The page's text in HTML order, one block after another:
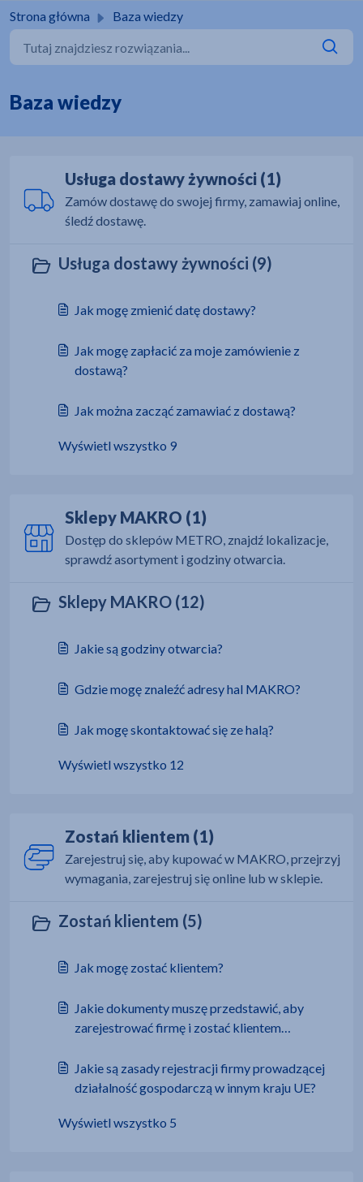
Strona główna Baza wiedzy
Baza wiedzy
Usługa dostawy żywności (1)
Zamów dostawę do swojej firmy, zamawiaj online,
śledź dostawę.
Usługa dostawy żywności (9)
Jak mogę zmienić datę dostawy?
Jak mogę zapłacić za moje zamówienie z
dostawą?
Jak można zacząć zamawiać z dostawą?
Wyświetl wszystko 9
Sklepy MAKRO (1)
Dostęp do sklepów METRO, znajdź lokalizacje,
sprawdź asortyment i godziny otwarcia.
Sklepy MAKRO (12)
Jakie są godziny otwarcia?
Gdzie mogę znaleźć adresy hal MAKRO?
Jak mogę skontaktować się ze halą?
Wyświetl wszystko 12
Zostań klientem (1)
Zarejestruj się, aby kupować w MAKRO, przejrzyj
wymagania, zarejestruj się online lub w sklepie.
Zostań klientem (5)
Jak mogę zostać klientem?
Jakie dokumenty muszę przedstawić, aby
zarejestrować firmę i zostać klientem
Jakie są zasady rejestracji firmy prowadzącej
działalność gospodarczą w innym kraju UE?
Wyświetl wszystko 5